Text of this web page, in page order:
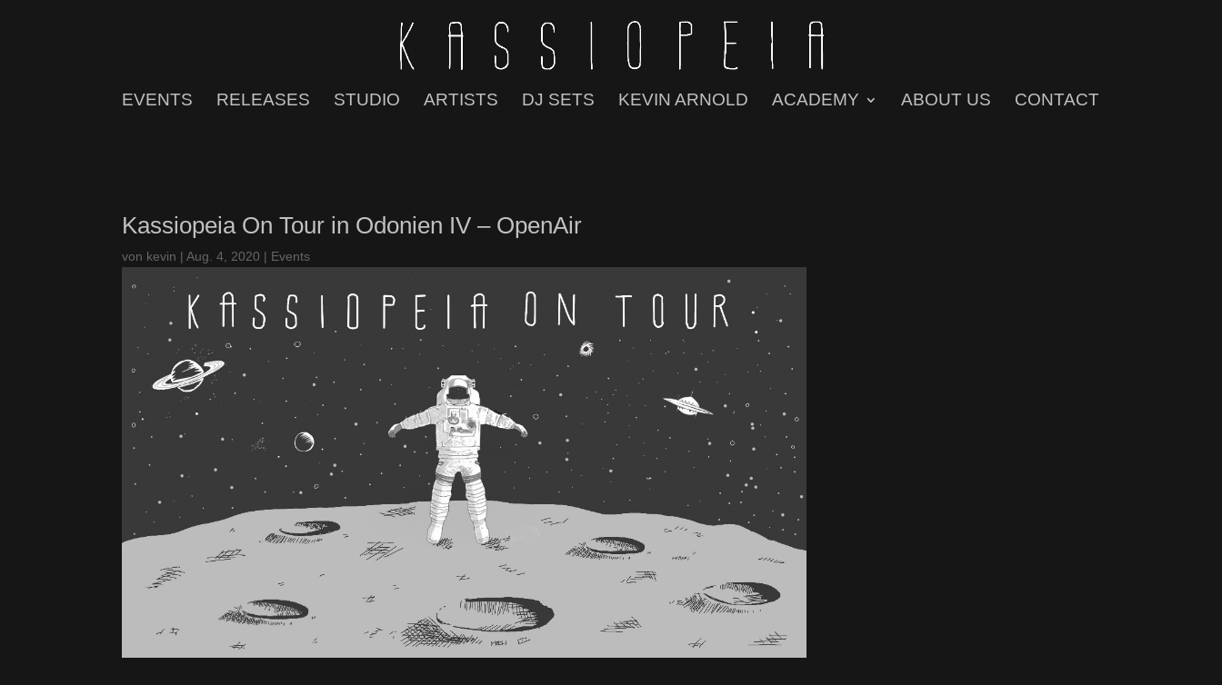
EVENTS RELEASES STUDIO ARTISTS DJ SETS KEVIN ARNOLD ACADEMY ABOUT US CONTACT
Kassiopeia On Tour in Odonien IV – OpenAir
von kevin |Aug. 4, 2020 | Events